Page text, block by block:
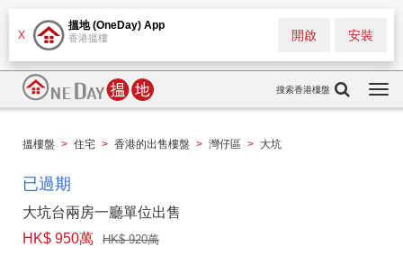
X
搵地 (OneDay) App
香港搵樓 安裝
開啟
搜索香港樓盤
搵樓盤 > 住宅 > 香港的出售樓盤 > 灣仔區 > 大坑
已過期
大坑台兩房一廳單位出售
HK$ 950萬
HK$ 920萬